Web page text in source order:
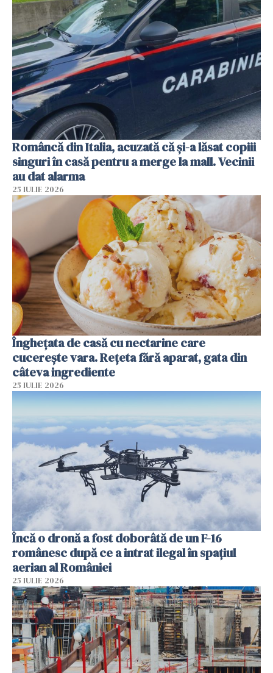
Româncă din Italia, acuzată că și-a lăsat copiii
singuri în casă pentru a merge la mall. Vecinii
au dat alarma
25 IULIE 2026
Înghețata de casă cu nectarine care
cucerește vara. Rețeta fără aparat, gata din
câteva ingrediente
25 IULIE 2026
Încă o dronă a fost doborâtă de un F-16
românesc după ce a intrat ilegal în spațiul
aerian al României
25 IULIE 2026